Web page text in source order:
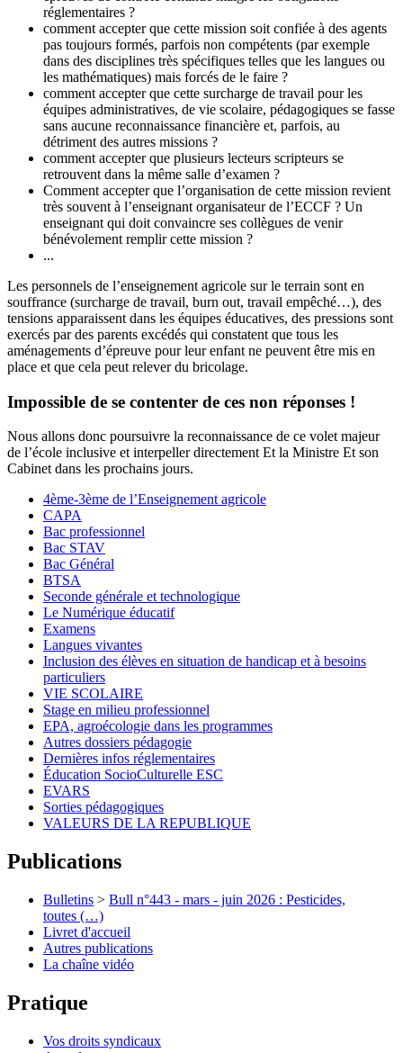
réglementaires ?
comment accepter que cette mission soit confiée à des agents
pas toujours formés, parfois non compétents (par exemple
dans des disciplines très spécifiques telles que les langues ou
les mathématiques) mais forcés de le faire ?
comment accepter que cette surcharge de travail pour les
équipes administratives, de vie scolaire, pédagogiques se fasse
sans aucune reconnaissance financière et, parfois, au
détriment des autres missions ?
comment accepter que plusieurs lecteurs scripteurs se
retrouvent dans la même salle d’examen ?
Comment accepter que l’organisation de cette mission revient
très souvent à l’enseignant organisateur de l’ECCF ? Un
enseignant qui doit convaincre ses collègues de venir
bénévolement remplir cette mission ?
...
Les personnels de l’enseignement agricole sur le terrain sont en
souffrance (surcharge de travail, burn out, travail empêché…), des
tensions apparaissent dans les équipes éducatives, des pressions sont
exercés par des parents excédés qui constatent que tous les
aménagements d’épreuve pour leur enfant ne peuvent être mis en
place et que cela peut relever du bricolage.
Impossible de se contenter de ces non réponses !
Nous allons donc poursuivre la reconnaissance de ce volet majeur
de l’école inclusive et interpeller directement Et la Ministre Et son
Cabinet dans les prochains jours.
4ème-3ème de l’Enseignement agricole
CAPA
Bac professionnel
Bac STAV
Bac Général
BTSA
Seconde générale et technologique
Le Numérique éducatif
Examens
Langues vivantes
Inclusion des élèves en situation de handicap et à besoins
particuliers
VIE SCOLAIRE
Stage en milieu professionnel
EPA, agroécologie dans les programmes
Autres dossiers pédagogie
Dernières infos réglementaires
Éducation SocioCulturelle ESC
EVARS
Sorties pédagogiques
VALEURS DE LA REPUBLIQUE
Publications
Bulletins > Bull n°443 - mars - juin 2026 : Pesticides,
toutes (…)
Livret d'accueil
Autres publications
La chaîne vidéo
Pratique
Vos droits syndicaux